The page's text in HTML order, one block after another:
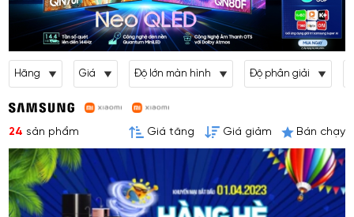
Hãng Giá Độ lớn màn hình Độ phân giải
24 sản phẩm Giá tăng Giá giảm Bán chạy